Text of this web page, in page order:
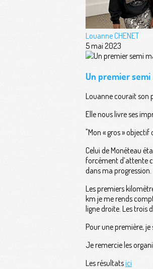
Louanne CHENET
5 mai 2023
Un premier
Louanne courait son
Elle nous livre ses
"Mon « gros »
Celui de Monéteau
forcément d’attente
dans ma progression.
Les premiers
km je me rends
ligne droite. Les trois
Pour une première,
Je remercie les
Les résultatsici